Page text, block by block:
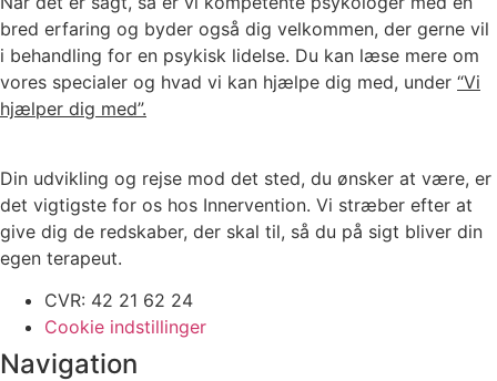
bred erfaring og byder også dig velkommen, der gerne vil
i behandling for en psykisk lidelse. Du kan læse mere om
vores specialer og hvad vi kan hjælpe dig med, under “Vi
hjælper dig med”.
Din udvikling og rejse mod det sted, du ønsker at være, er
det vigtigste for os hos Innervention. Vi stræber efter at
give dig de redskaber, der skal til, så du på sigt bliver din
egen terapeut.
CVR: 42 21 62 24
Cookie indstillinger
Navigation